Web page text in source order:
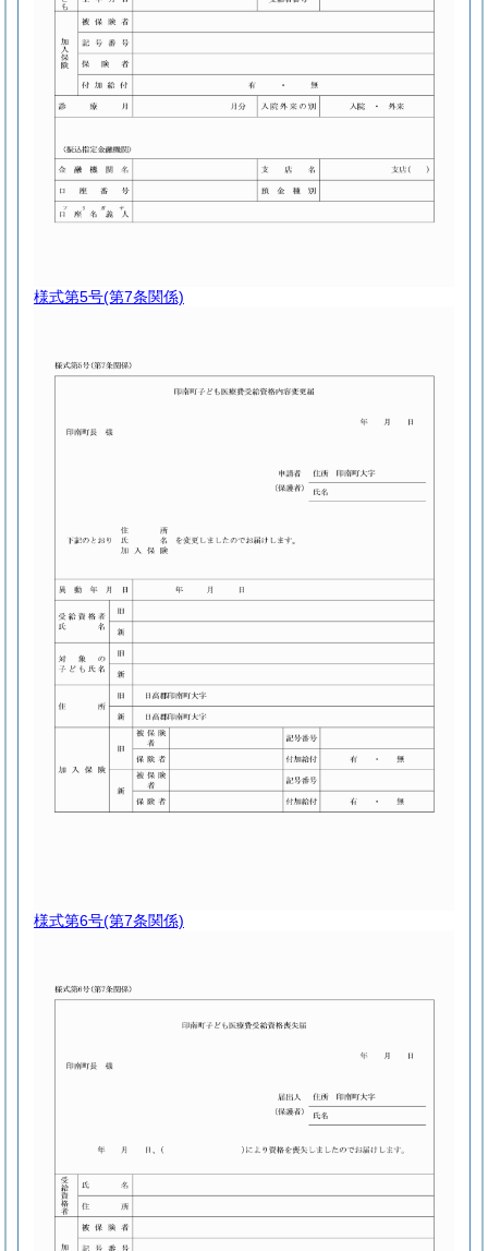
様式第5号(第7条関係)
様式第6号(第7条関係)